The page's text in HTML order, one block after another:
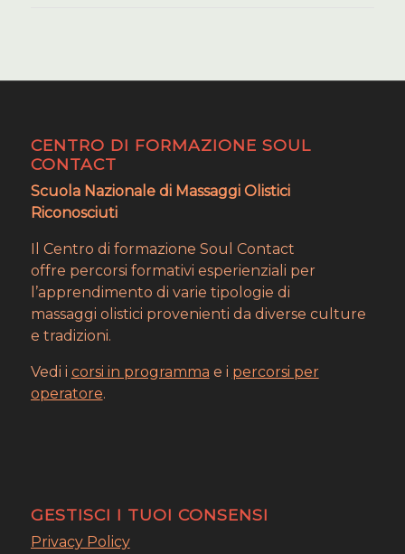
CENTRO DI FORMAZIONE SOUL
CONTACT
Scuola Nazionale di Massaggi Olistici
Riconosciuti
Il Centro di formazione Soul Contact
offre percorsi formativi esperienziali per
l’apprendimento di varie tipologie di
massaggi olistici provenienti da diverse culture
e tradizioni.
Vedi i corsi in programma e i percorsi per
operatore.
GESTISCI I TUOI CONSENSI
Privacy Policy